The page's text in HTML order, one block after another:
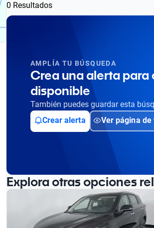
0 Resultados
AMPLÍA TU BÚSQUEDA
Crea una alerta para
disponible
También puedes guardar esta
Crear alerta
Ver página de
Explora otras opciones